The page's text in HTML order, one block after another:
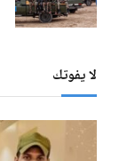
لا يفوتك